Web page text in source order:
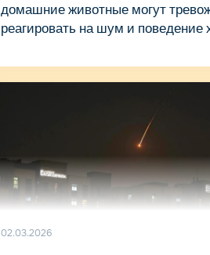
домашние животные могут
реагировать на шум и поведение
02.03.2026